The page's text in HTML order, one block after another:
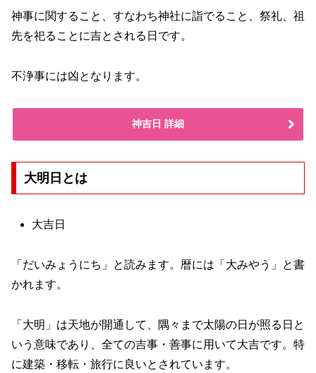
神事に関すること、すなわち神社に詣でること、祭礼、祖
先を祀ることに吉とされる日です。
不浄事には凶となります。
神吉日 詳細
大明日とは
大吉日
「だいみょうにち」と読みます。暦には「大みやう」と書
かれます。
「大明」は天地が開通して、隅々まで太陽の日が照る日と
いう意味であり、全ての吉事・善事に用いて大吉です。特
に建築・移転・旅行に良いとされています。